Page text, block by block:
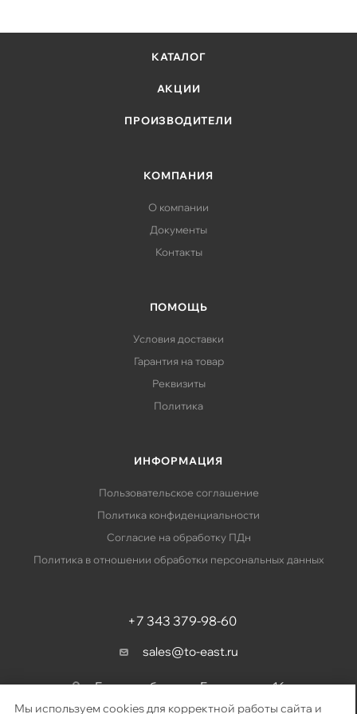
Мы используем cookies для корректной работы сайта и
КАТАЛОГ
АКЦИИ
ПРОИЗВОДИТЕЛИ
КОМПАНИЯ
О компании
Документы
Контакты
ПОМОЩЬ
Условия доставки
Гарантия на товар
Реквизиты
Политика
ИНФОРМАЦИЯ
Пользовательское соглашение
Политика конфиденциальности
Согласие на обработку ПДн
Политика в отношении обработки персональных данных
+7 343 379-98-60
sales@to-east.ru
Екатеринбург, ул. Барвинка, д. 16